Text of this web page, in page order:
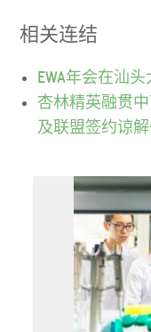
相关连结
EWA年会在汕
杏林精英融贯
及联盟签约谅